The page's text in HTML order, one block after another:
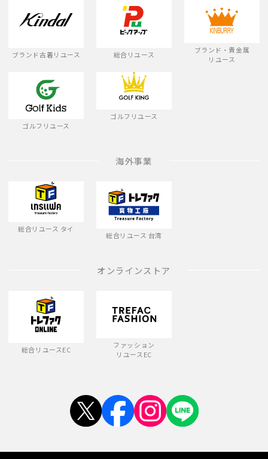
ブランド古着リユース 総合リユース
ブランド・貴金属
リユース
ゴルフリユース
ゴルフリユース
海外事業
総合リユース タイ
総合リユース 台湾
オンラインストア
総合リユースEC
ファッション
リユースEC